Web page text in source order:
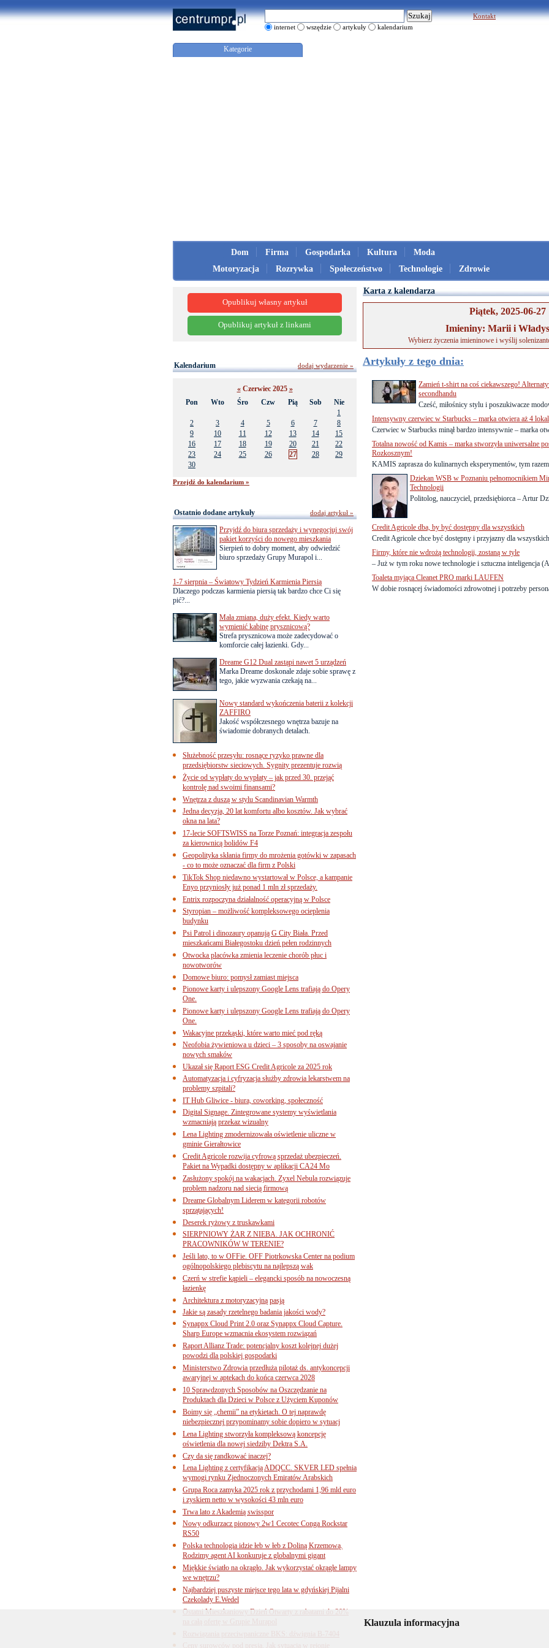
internet wszędzie artykuły kalendarium
Kontakt
Kategorie
Dom Firma Gospodarka Kultura
Moda
Motoryzacja
Rozrywka Społeczeństwo Technologie Zdrowie
Karta z kalendarza
Piątek, 2025-06-27
Imieniny: Marii i
Wybierz życzenia imieninowe i wyślij
Artykuły z tego dnia:
Zamień t-shirt na coś ciekawszego!
secondhandu
Cześć, miłośnicy stylu i poszukiwacze
Intensywny czerwiec w Starbucks – marka otwiera aż 4
Czerwiec w Starbucks minął bardzo intensywnie – marka
Totalna nowość od Kamis – marka stworzyła uniwersalne
Rozkosznym!
KAMIS zaprasza do kulinarnych eksperymentów, tym
Dziekan WSB w Poznaniu pełnomocnikiem
Technologii
Politolog, nauczyciel, przedsiębiorca – Artur
Credit Agricole dba, by być dostępny dla wszystkich
Credit Agricole chce być dostępny i przyjazny dla
Firmy, które nie wdrożą technologii, zostaną w tyle
– Już w tym roku nowe technologie i sztuczna inteligencja
Toaleta myjąca Cleanet PRO marki LAUFEN
W dobie rosnącej świadomości zdrowotnej i potrzeby
Opublikuj własny artykuł
Opublikuj artykuł z linkami
Kalendarium
«Czerwiec 2025 »
Pon
Wto Śro Czw Pią Sob
Nie
1
2
3 4 5 6 7
8
9
10 11 12 13 14
15
16
17 18 19 20 21
22
23
24 25 26 27 28
29
30
Przejdź do kalendarium »
dodaj wydarzenie »
Ostatnio dodane artykuły
Przyjdź do biura sprzedaży i wynegocjuj swój
pakiet korzyści do nowego mieszkania
Sierpień to dobry moment, aby odwiedzić
biuro sprzedaży Grupy Murapol i...
1-7 sierpnia – Światowy Tydzień Karmienia Piersią
Dlaczego podczas karmienia piersią tak bardzo chce Ci się
pić?...
Mała zmiana, duży efekt. Kiedy warto
wymienić kabinę prysznicową?
Strefa prysznicowa może zadecydować o
komforcie całej łazienki. Gdy...
Dreame G12 Dual zastąpi nawet 5 urządzeń
Marka Dreame doskonale zdaje sobie sprawę z
tego, jakie wyzwania czekają na...
Nowy standard wykończenia baterii z kolekcji
ZAFFIRO
Jakość współczesnego wnętrza bazuje na
świadomie dobranych detalach.
Służebność przesyłu: rosnące ryzyko prawne dla
przedsiębiorstw sieciowych. Sygnity prezentuje rozwią
Życie od wypłaty do wypłaty – jak przed 30. przejąć
kontrolę nad swoimi finansami?
Wnętrza z duszą w stylu Scandinavian Warmth
Jedna decyzja, 20 lat komfortu albo kosztów. Jak wybrać
okna na lata?
17-lecie SOFTSWISS na Torze Poznań: integracja zespołu
za kierownicą bolidów F4
Geopolityka skłania firmy do mrożenia gotówki w zapasach
- co to może oznaczać dla firm z Polski
TikTok Shop niedawno wystartował w Polsce, a kampanie
Enyo przyniosły już ponad 1 mln zł sprzedaży.
Entrix rozpoczyna działalność operacyjną w Polsce
Styropian – możliwość kompleksowego ocieplenia
budynku
Psi Patrol i dinozaury opanują G City Biała. Przed
mieszkańcami Białegostoku dzień pełen rodzinnych
Otwocka placówka zmienia leczenie chorób płuc i
nowotworów
Domowe biuro: pomysł zamiast miejsca
Pionowe karty i ulepszony Google Lens trafiają do Opery
One.
Pionowe karty i ulepszony Google Lens trafiają do Opery
One.
Wakacyjne przekąski, które warto mieć pod ręką
Neofobia żywieniowa u dzieci – 3 sposoby na oswajanie
nowych smaków
Ukazał się Raport ESG Credit Agricole za 2025 rok
Automatyzacja i cyfryzacja służby zdrowia lekarstwem na
problemy szpitali?
IT Hub Gliwice - biura, coworking, społeczność
Digital Signage. Zintegrowane systemy wyświetlania
wzmacniają przekaz wizualny
Lena Lighting zmodernizowała oświetlenie uliczne w
gminie Gierałtowice
Credit Agricole rozwija cyfrową sprzedaż ubezpieczeń.
Pakiet na Wypadki dostępny w aplikacji CA24 Mo
Zasłużony spokój na wakacjach. Zyxel Nebula rozwiązuje
problem nadzoru nad siecią firmową
Dreame Globalnym Liderem w kategorii robotów
sprzątających!
Deserek ryżowy z truskawkami
SIERPNIOWY ŻAR Z NIEBA. JAK OCHRONIĆ
PRACOWNIKÓW W TERENIE?
Jeśli lato, to w OFFie. OFF Piotrkowska Center na podium
ogólnopolskiego plebiscytu na najlepszą wak
Czerń w strefie kąpieli – elegancki sposób na nowoczesną
łazienkę
Architektura z motoryzacyjną pasją
Jakie są zasady rzetelnego badania jakości wody?
Synappx Cloud Print 2.0 oraz Synappx Cloud Capture.
Sharp Europe wzmacnia ekosystem rozwiązań
Raport Allianz Trade: potencjalny koszt kolejnej dużej
powodzi dla polskiej gospodarki
Ministerstwo Zdrowia przedłuża pilotaż ds. antykoncepcji
awaryjnej w aptekach do końca czerwca 2028
10 Sprawdzonych Sposobów na Oszczędzanie na
Produktach dla Dzieci w Polsce z Użyciem Kuponów
Boimy się „chemii” na etykietach. O tej naprawdę
niebezpiecznej przypominamy sobie dopiero w sytuacj
Lena Lighting stworzyła kompleksową koncepcję
oświetlenia dla nowej siedziby Dektra S.A.
Czy da się randkować inaczej?
Lena Lighting z certyfikacją ADQCC. SKVER LED spełnia
wymogi rynku Zjednoczonych Emiratów Arabskich
Grupa Roca zamyka 2025 rok z przychodami 1,96 mld euro
i zyskiem netto w wysokości 43 mln euro
Trwa lato z Akademią swisspor
Nowy odkurzacz pionowy 2w1 Cecotec Conga Rockstar
RS50
Polska technologia idzie łeb w łeb z Doliną Krzemową.
Rodzimy agent AI konkuruje z globalnymi gigant
Miękkie światło na okrągło. Jak wykorzystać okrągłe lampy
we wnętrzu?
Najbardziej puszyste miejsce tego lata w gdyńskiej Pijalni
Czekolady E.Wedel
Ostatni Mieszkaniowy Dzień Otwarty z rabatami do 20%
na całą ofertę w Grupie Murapol
Rozwiązania przeciwpaniczne BKS: dźwignia B-7404
Ceny surowców pod presją. Jak sytuacja w rejonie
dodaj artykuł »
Klauzula informacyjna